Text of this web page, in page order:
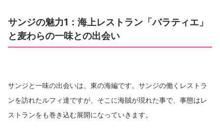
サンジの魅力1：海上レストラン「バラティエ」
と麦わらの一味との出会い
サンジと一味の出会いは、東の海編です。サンジの働くレストラ
ンを訪れたルフィ達ですが、そこに海賊が現れた事で、事態はレ
ストランをも巻き込む展開になっていきます。